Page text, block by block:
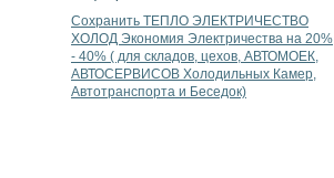
Сохранить ТЕПЛО ЭЛЕКТРИЧЕСТВО
ХОЛОД Экономия Электричества на 20%
- 40% ( для складов, цехов, АВТОМОЕК,
АВТОСЕРВИСОВ Холодильных Камер,
Автотранспорта и Беседок)